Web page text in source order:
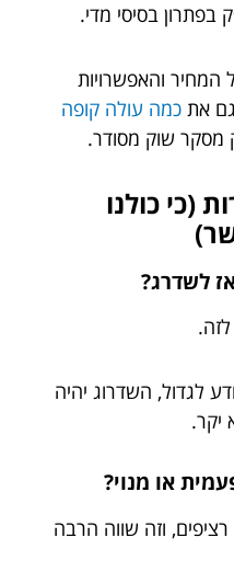
בסיסי מדי.
והאפשרויות
את כמה עולה קופה
מסקר שוק מסודר.
(כי כולנו
לשדרג?
לגדול, השדרוג יהיה
יקר.
או מנוי?
רציפים, וזה שווה הרבה